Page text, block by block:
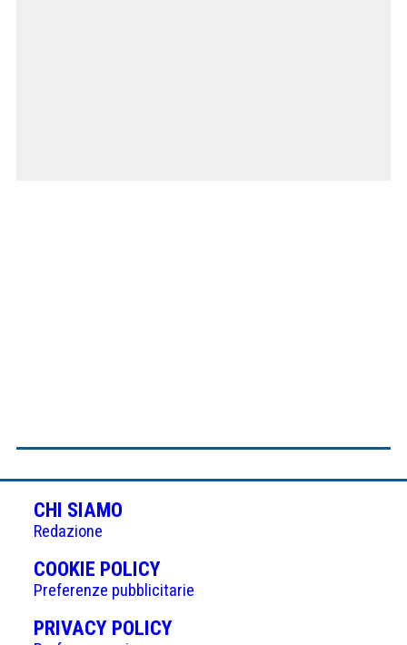
CHI SIAMO
Redazione
COOKIE POLICY(APRE
IN
UNA
NUOVA
Preferenze pubblicitarie
PRIVACY POLICY(APRE